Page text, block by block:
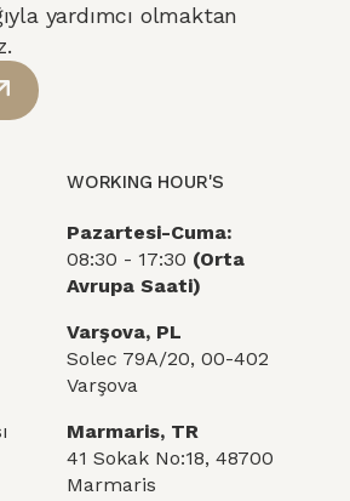
yardımcı olmaktan
WORKING HOUR'S
Pazartesi-Cuma:
08:30 - 17:30 (Orta
Avrupa Saati)
Varşova, PL
Solec 79A/20, 00-402
Varşova
Marmaris, TR
41 Sokak No:18, 48700
Marmaris